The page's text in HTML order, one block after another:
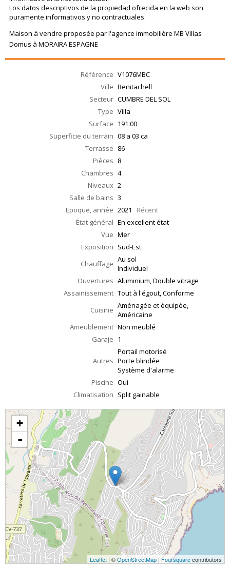
Los datos descriptivos de la propiedad ofrecida en la web son
puramente informativos y no contractuales.
Maison à vendre proposée par l'agence immobilière MB Villas
Domus à MORAIRA ESPAGNE
Référence V1076MBC
Ville Benitachell
Secteur CUMBRE DEL SOL
Type Villa
Surface 191.00
Superficie du terrain 08 a 03 ca
Terrasse 86
Pièces 8
Chambres 4
Niveaux 2
Salle de bains 3
Epoque, année 2021 Récent
État général En excellent état
Vue Mer
Exposition Sud-Est
Chauffage Au sol
Individuel
Ouvertures Aluminium, Double vitrage
Assainissement Tout à l'égout, Conforme
Cuisine Aménagée et équipée,
Américaine
Ameublement Non meublé
Garaje 1
Autres
Portail motorisé
Porte blindée
Système d'alarme
Piscine Oui
Climatisation Split gainable
+
-
Leaflet | ©OpenStreetMap | Foursquarecontributors